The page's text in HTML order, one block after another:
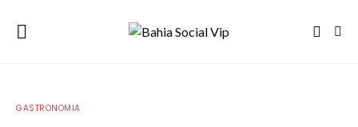
GASTRONOMIA